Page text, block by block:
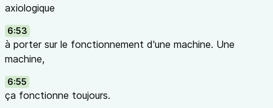
axiologique
6:53
à porter sur le fonctionnement d'une machine. Une
machine,
6:55
ça fonctionne toujours.